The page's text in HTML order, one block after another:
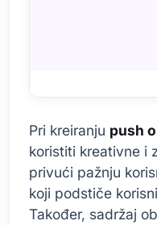
Pri kreiranju push
koristiti kreativne i
privući pažnju
koji podstiče
Također, sadržaj